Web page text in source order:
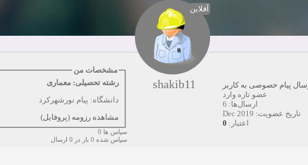
دعوت به همکاری مشاهده:0 زمان:10-21-2024
دعوت به همکاری مشاهده:0
آفلاین
shakib11
پیام خصوصی به کاربر
عضو تازه وارد
ارسال‌ها: 6
تاریخ عضویت: Dec 2019
اعتبار: 0
مشخصات من
رشته تحصیلی: معماری
دانشگاه: پیام نورشهرکرد
مشاهده رزومه (پروفایل)
سپاس ها 0
سپاس شده 0 بار در 0 ارسال